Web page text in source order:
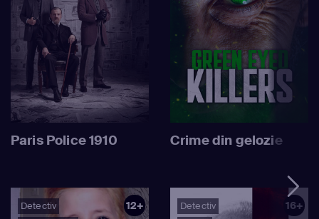
Paris Police 1910 Crime din gelozie
Detectiv
12+
Detectiv
16+